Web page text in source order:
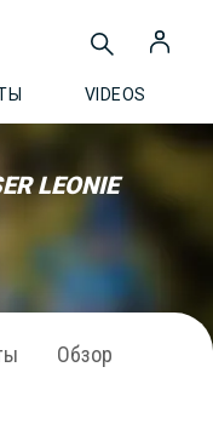
VIDEOS
LEONIE
Обзор